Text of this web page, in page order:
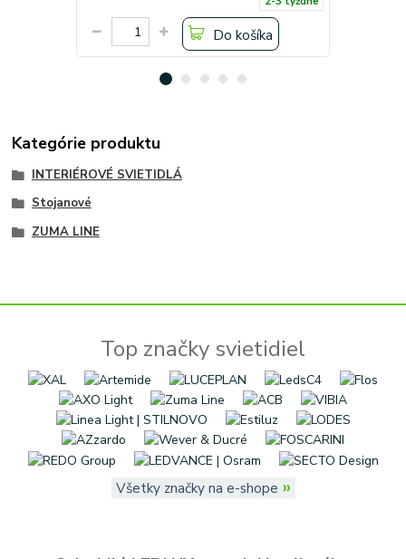
Do košíka
Kategórie produktu
INTERIÉROVÉ SVIETIDLÁ
Stojanové
ZUMA LINE
Top značky svietidiel
Všetky značky na e-shope »